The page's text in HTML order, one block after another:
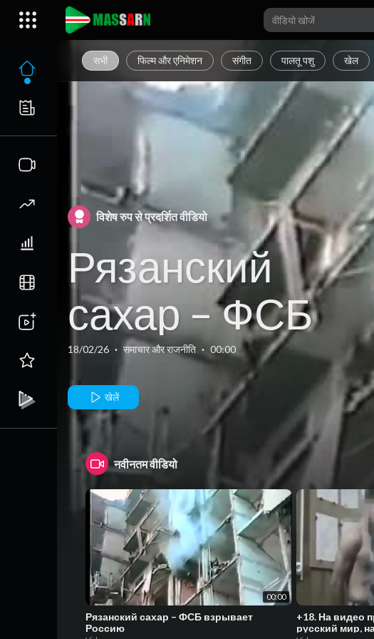
सभी फिल्म और एनिमेशन संगीत पालतू पशु खेल
विशेष रुप से प्रदर्शित वीडियो
Рязанский
сахар – ФСБ
взрывает
Россию
18/02/26 · समाचार और राजनीति · 00:00
खेलें
नवीनतम वीडियो
00:00
Рязанский сахар – ФСБ взрывает
Россию
+18. На видео
русский мир,